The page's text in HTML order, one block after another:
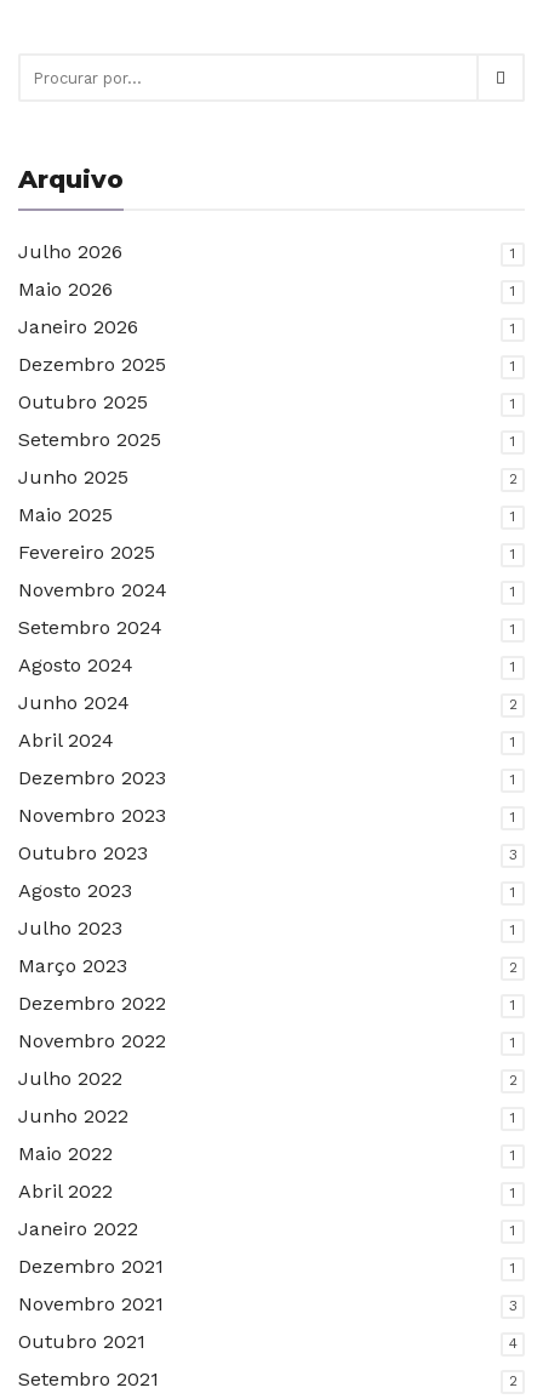
Arquivo
Julho 2026 1
Maio 2026 1
Janeiro 2026 1
Dezembro 2025 1
Outubro 2025 1
Setembro 2025 1
Junho 2025 2
Maio 2025 1
Fevereiro 2025 1
Novembro 2024 1
Setembro 2024 1
Agosto 2024 1
Junho 2024 2
Abril 2024 1
Dezembro 2023 1
Novembro 2023 1
Outubro 2023 3
Agosto 2023 1
Julho 2023 1
Março 2023 2
Dezembro 2022 1
Novembro 2022 1
Julho 2022 2
Junho 2022 1
Maio 2022 1
Abril 2022 1
Janeiro 2022 1
Dezembro 2021 1
Novembro 2021 3
Outubro 2021 4
Setembro 2021 2